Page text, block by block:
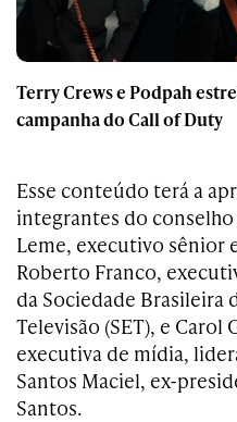
Terry Crews e Podpah
campanha do Call of Duty
Esse conteúdo terá a
integrantes do
Leme, executivo sênior
Roberto Franco,
da Sociedade Brasileira
Televisão (SET), e Carol
executiva de mídia,
Santos Maciel, ex-
Santos.